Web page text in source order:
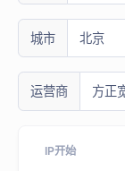
城市 北京
运营商 方正
IP开始